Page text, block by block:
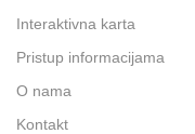
Interaktivna karta
Pristup informacijama
O nama
Kontakt